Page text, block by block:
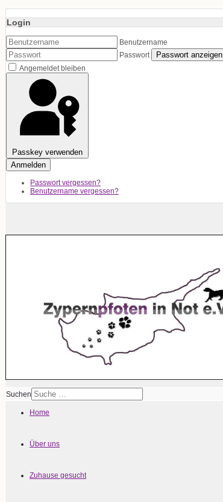
Login
Benutzername
Passwort
Passwort anzeigen
Angemeldet bleiben
Passkey verwenden
Anmelden
Passwort vergessen?
Benutzername vergessen?
Suchen
Home
Über uns
Zuhause gesucht